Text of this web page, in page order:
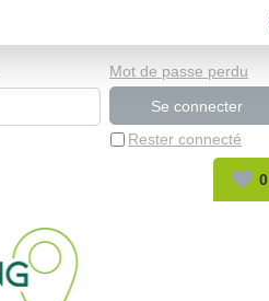
Rester connecté
Mot de passe perdu
0